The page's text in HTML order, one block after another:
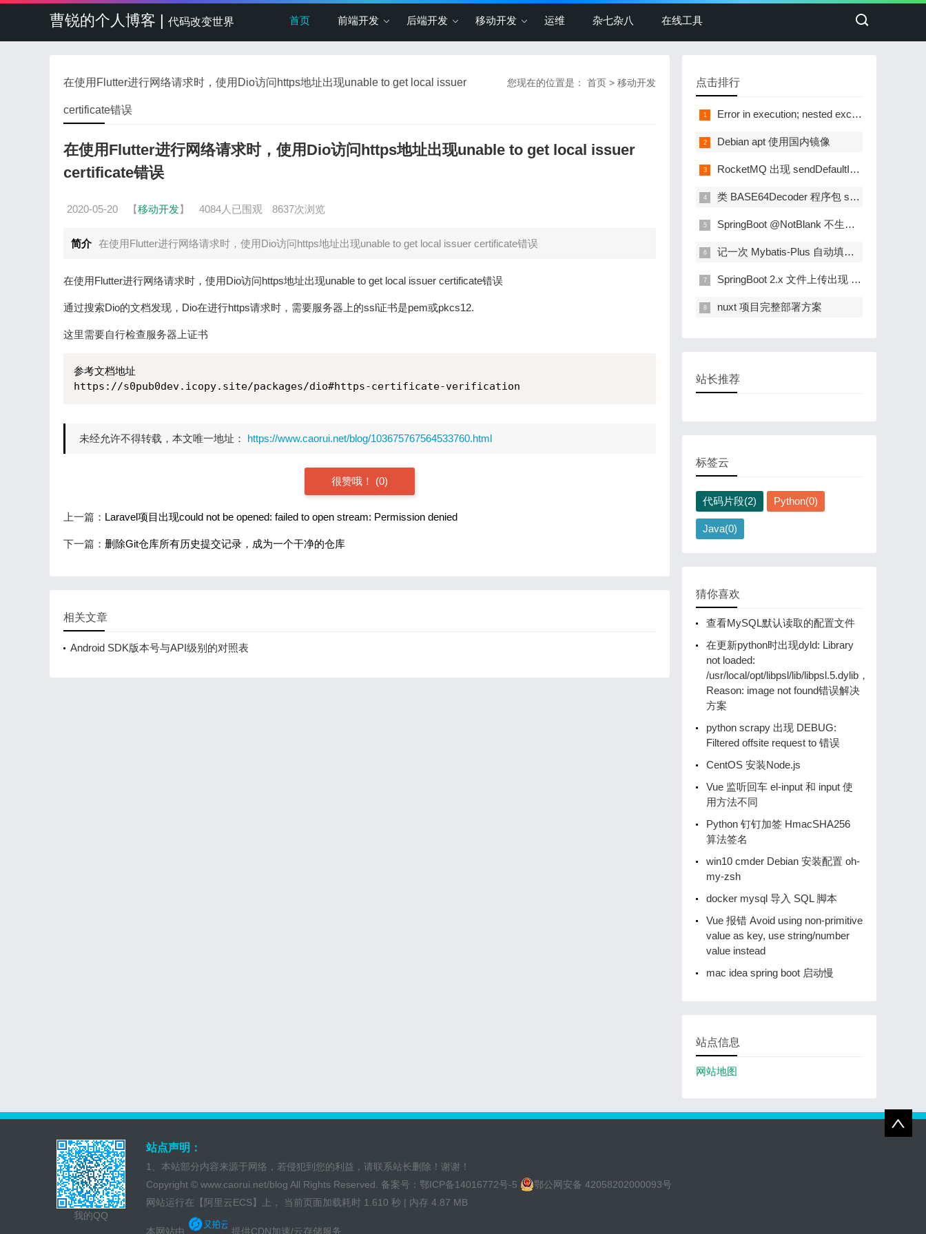
曹锐的个人博客 | 代码改变世界 首页 前端开发 后端开发 移动开发 运维 杂七杂八 在线工具
您现在的位置是： 首页 > 移动开发
在使用Flutter进行网络请求时，使用Dio访问https地址出现unable to get local issuer
certificate错误
在使用Flutter进行网络请求时，使用Dio访问https地址出现unable to get local issuer
certificate错误
2020-05-20 【移动开发】 4084人已围观 8637次浏览
简介 在使用Flutter进行网络请求时，使用Dio访问https地址出现unable to get local issuer certificate错误
在使用Flutter进行网络请求时，使用Dio访问https地址出现unable to get local issuer certificate错误
通过搜索Dio的文档发现，Dio在进行https请求时，需要服务器上的ssl证书是pem或pkcs12.
这里需要自行检查服务器上证书
参考文档地址
https://s0pub0dev.icopy.site/packages/dio#https-certificate-verification
未经允许不得转载，本文唯一地址： https://www.caorui.net/blog/103675767564533760.html
很赞哦！ (0)
上一篇： Laravel项目出现could not be opened: failed to open stream: Permission denied
下一篇： 删除Git仓库所有历史提交记录，成为一个干净的仓库
相关文章
Android SDK版本号与API级别的对照表
点击排行
Error in execution; nested exception is io.lettuce.core.RedisCommandExecutionException: ERR DISABLE You can't write or read against a disable instance
Debian apt 使用国内镜像
RocketMQ 出现 sendDefaultImpl call timeout 问题
类 BASE64Decoder 程序包 sun.misc 找不到符号
SpringBoot @NotBlank 不生效问题
记一次 Mybatis-Plus 自动填充无效问题解决
SpringBoot 2.x 文件上传出现 The field file exceeds its maximum permitted size of 1048576 bytes
nuxt 项目完整部署方案
站长推荐
标签云
代码片段(2) Python(0)
Java(0)
猜你喜欢
查看MySQL默认读取的配置文件
在更新python时出现dyld: Library
not loaded:
/usr/local/opt/libpsl/lib/libpsl.5.dylib，
Reason: image not found错误解决
方案
python scrapy 出现 DEBUG:
Filtered offsite request to 错误
CentOS 安装Node.js
Vue 监听回车 el-input 和 input 使
用方法不同
Python 钉钉加签 HmacSHA256
算法签名
win10 cmder Debian 安装配置 oh-
my-zsh
docker mysql 导入 SQL 脚本
Vue 报错 Avoid using non-primitive
value as key, use string/number
value instead
mac idea spring boot 启动慢
站点信息
网站地图
我的QQ
站点声明：
1、本站部分内容来源于网络，若侵犯到您的利益，请联系站长删除！谢谢！
Copyright © www.caorui.net/blog All Rights Reserved. 备案号： 鄂ICP备14016772号-5
鄂公网安备 42058202000093号
网站运行在 【阿里云ECS】 上， 当前页面加载耗时 1.610 秒 | 内存 4.87 MB
本网站由 提供CDN加速/云存储服务